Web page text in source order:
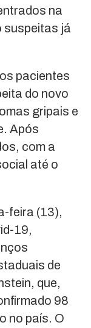
na
suspeitas já
pacientes
do novo
gripais e
Após
com a
até o
feira (13),
19,
de
que,
98
no país. O